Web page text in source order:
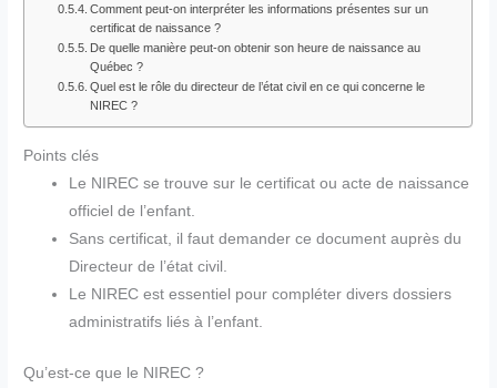
Comment peut-on interpréter les informations présentes sur un
certificat de naissance ?
De quelle manière peut-on obtenir son heure de naissance au
Québec ?
Quel est le rôle du directeur de l’état civil en ce qui concerne le
NIREC ?
Points clés
Le NIREC se trouve sur le certificat ou acte de naissance
officiel de l’enfant.
Sans certificat, il faut demander ce document auprès du
Directeur de l’état civil.
Le NIREC est essentiel pour compléter divers dossiers
administratifs liés à l’enfant.
Qu’est-ce que le NIREC ?